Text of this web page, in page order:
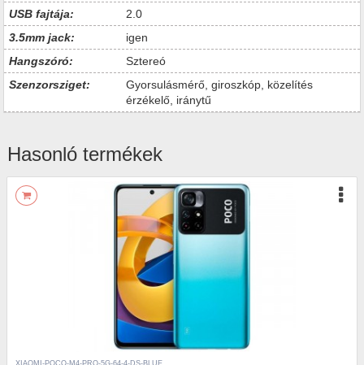
USB fajtája:
2.0
3.5mm jack:
igen
Hangszóró:
Sztereó
Szenzorsziget:
Gyorsulásmérő, giroszkóp, közelítés
érzékelő, iránytű
Hasonló termékek
XIAOMI-POCO-M4-PRO-5G-64-4-DS-BLUE